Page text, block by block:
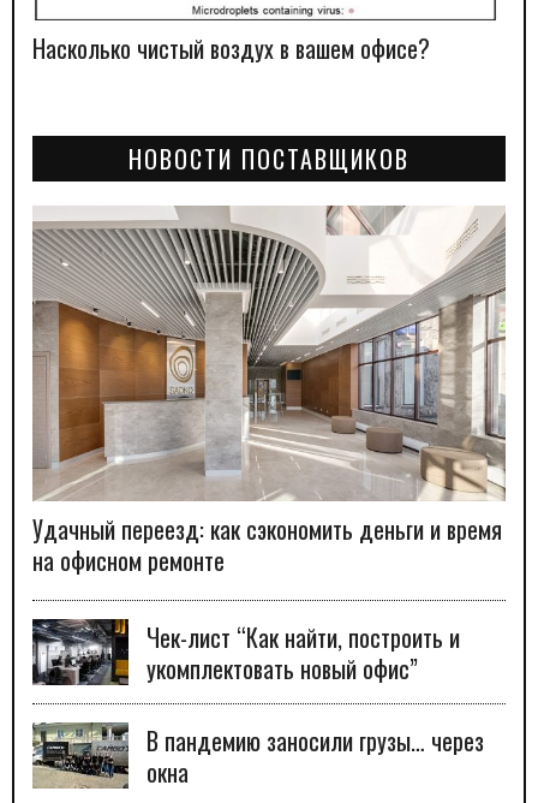
Насколько чистый воздух в вашем офисе?
НОВОСТИ ПОСТАВЩИКОВ
Удачный переезд: как сэкономить деньги и время
на офисном ремонте
Чек-лист “Как найти, построить и
укомплектовать новый офис”
В пандемию заносили грузы… через
окна